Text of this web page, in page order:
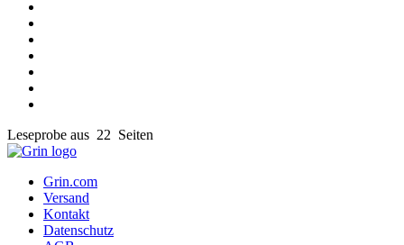
Leseprobe aus 22 Seiten
Grin.com
Versand
Kontakt
Datenschutz